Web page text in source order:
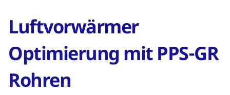
Luftvorwärmer
Optimierung mit PPS-GR
Rohren